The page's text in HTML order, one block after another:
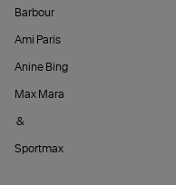
Barbour
Ami Paris
Anine Bing
Max Mara
&
Sportmax